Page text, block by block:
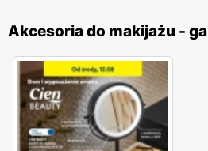
Akcesoria do makijażu -